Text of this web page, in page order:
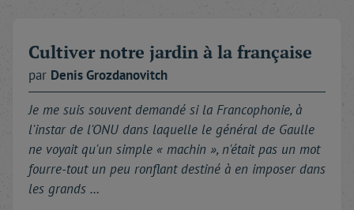
Cultiver notre jardin à la française
par DenisGrozdanovitch
Je me suis souvent demandé si la Francophonie, à
l'instar de l'ONU dans laquelle le général de Gaulle
ne voyait qu'un simple « machin », n'était pas un mot
fourre-tout un peu ronflant destiné à en imposer dans
les grands …